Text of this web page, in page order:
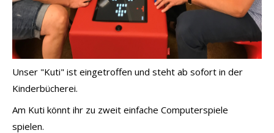
Unser "Kuti" ist eingetroffen und steht ab sofort in der
Kinderbücherei.
Am Kuti könnt ihr zu zweit einfache Computerspiele
spielen.